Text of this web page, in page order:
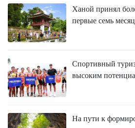
Ханой принял
первые семь
Спортивный
высоким
На пути к